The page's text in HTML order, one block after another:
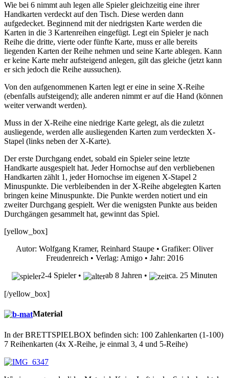
Wie bei 6 nimmt auh legen alle Spieler gleichzeitig eine ihrer
Handkarten verdeckt auf den Tisch. Diese werden dann
aufgedecket. Beginnend mit der niedrigsten Karte werden die
Karten in die 3 Kartenreihen eingefügt. Legt ein Spieler je nach
Reihe die dritte, vierte oder fünfte Karte, muss er alle bereits
liegenden Karten der Reihe nehmen und seine Karte ablegen. Kann
er keine Karte mehr aufsteigend anlegen, gilt das gleiche (jetzt kann
er sich jedoch die Reihe aussuchen).
Von den aufgenommenen Karten legt er eine in seine X-Reihe
(ebenfalls aufsteigend); alle anderen nimmt er auf die Hand (können
weiter verwandt werden).
Muss in der X-Reihe eine niedrige Karte gelegt, als die zuletzt
ausliegende, werden alle ausliegenden Karten zum verdeckten X-
Stapel (links neben der X-Karte).
Der erste Durchgang endet, sobald ein Spieler seine letzte
Handkarte ausgespielt hat. Jeder Hornochse auf den verbliebenen
Handkarten zählt 1, jeder Hornochse im eigenen X-Stapel 2
Minuspunkte. Die verbleibenden in der X-Reihe abgelegten Karten
bringen keine Minuspunkte. Die Punkte werden notiert und ein
zweiter Durchgang gespielt. Wer die wenigsten Punkte aus beiden
Durchgängen gesammelt hat, gewinnt das Spiel.
[yellow_box]
Autor: Wolfgang Kramer, Reinhard Staupe • Grafiker: Oliver
Freudenreich • Verlag: Amigo • Jahr: 2016
2-4 Spieler •
ab 8 Jahren • ca. 25 Minuten
[/yellow_box]
Material
In der BRETTSPIELBOX befinden sich: 100 Zahlenkarten (1-100)
7 Reihenkarten (4x X-Reihe, je einmal 3, 4 und 5-Reihe)